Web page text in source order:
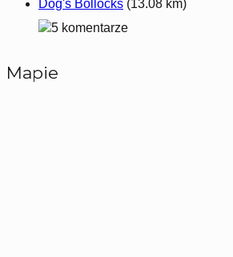
Dog's Bollocks (13.08 km)
5 komentarze
Mapie